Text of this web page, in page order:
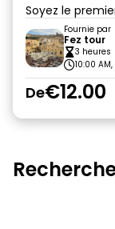
Soyez le
Fournie par
Fez tour
3 heures
10:00 AM,
De€12.00